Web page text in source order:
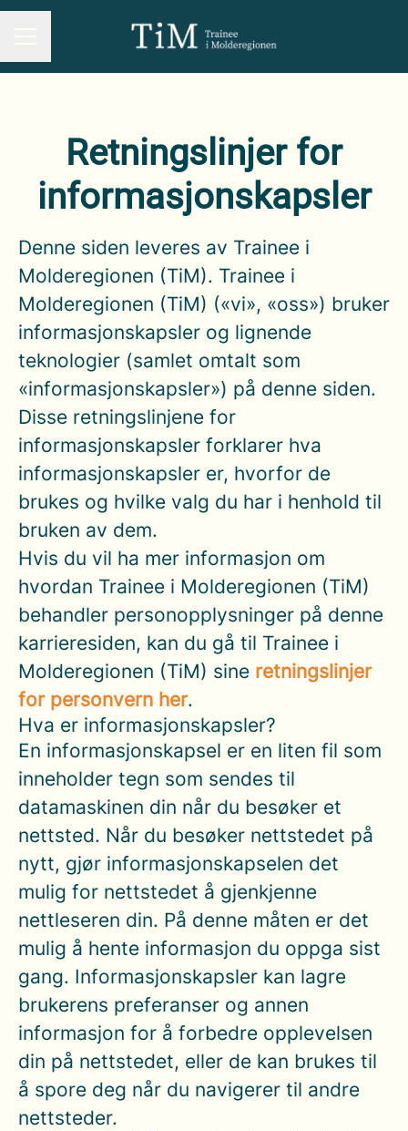
Retningslinjer for
informasjonskapsler
Denne siden leveres av Trainee i
Molderegionen (TiM). Trainee i
Molderegionen (TiM) («vi», «oss») bruker
informasjonskapsler og lignende
teknologier (samlet omtalt som
«informasjonskapsler») på denne siden.
Disse retningslinjene for
informasjonskapsler forklarer hva
informasjonskapsler er, hvorfor de
brukes og hvilke valg du har i henhold til
bruken av dem.
Hvis du vil ha mer informasjon om
hvordan Trainee i Molderegionen (TiM)
behandler personopplysninger på denne
karrieresiden, kan du gå til Trainee i
Molderegionen (TiM) sine retningslinjer
for personvern her.
Hva er informasjonskapsler?
En informasjonskapsel er en liten fil som
inneholder tegn som sendes til
datamaskinen din når du besøker et
nettsted. Når du besøker nettstedet på
nytt, gjør informasjonskapselen det
mulig for nettstedet å gjenkjenne
nettleseren din. På denne måten er det
mulig å hente informasjon du oppga sist
gang. Informasjonskapsler kan lagre
brukerens preferanser og annen
informasjon for å forbedre opplevelsen
din på nettstedet, eller de kan brukes til
å spore deg når du navigerer til andre
nettsteder.